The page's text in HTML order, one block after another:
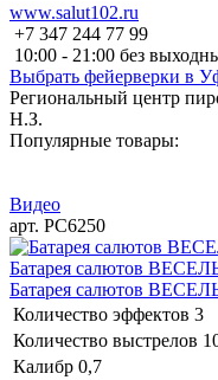
www.salut102.ru
+7 347 244 77 99
10:00 - 21:00 без
Выбрать фейерверки в
Региональный центр
Н.З.
Популярные товары:
Видео
арт. РС6250
Батарея салютов
Батарея салютов
Количество эффектов 3
Количество выстрелов
Калибр 0,7